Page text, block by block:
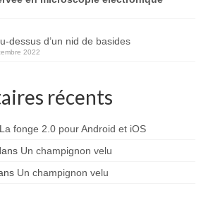
dessus d’un nid de basides
2022
récents
La fonge 2.0 pour Android et iOS
Un champignon velu
Un champignon velu